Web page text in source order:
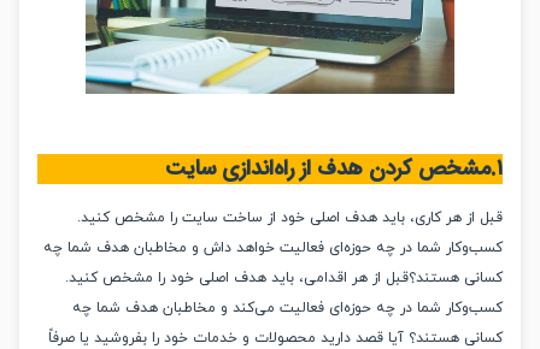
کردن هدف از راه‌اندازی سایت
هر کاری، باید هدف اصلی خود از ساخت سایت را مشخص کنید.
شما در چه حوزه‌ای فعالیت خواهد داش و مخاطبان هدف شما چه
هستند؟قبل از هر اقدامی، باید هدف اصلی خود را مشخص کنید.
شما در چه حوزه‌ای فعالیت می‌کند و مخاطبان هدف شما چه
هستند؟ آیا قصد دارید محصولات و خدمات خود را بفروشید یا صرفاً